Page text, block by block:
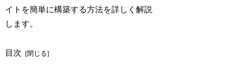
イトを簡単に構築する方法を詳しく解説
します。
目次